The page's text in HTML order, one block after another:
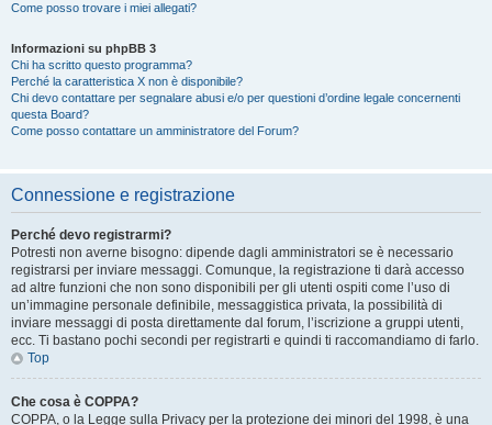
Come posso trovare i miei allegati?
Informazioni su phpBB 3
Chi ha scritto questo programma?
Perché la caratteristica X non è disponibile?
Chi devo contattare per segnalare abusi e/o per questioni d’ordine legale concernenti
questa Board?
Come posso contattare un amministratore del Forum?
Connessione e registrazione
Perché devo registrarmi?
Potresti non averne bisogno: dipende dagli amministratori se è necessario
registrarsi per inviare messaggi. Comunque, la registrazione ti darà accesso
ad altre funzioni che non sono disponibili per gli utenti ospiti come l’uso di
un’immagine personale definibile, messaggistica privata, la possibilità di
inviare messaggi di posta direttamente dal forum, l’iscrizione a gruppi utenti,
ecc. Ti bastano pochi secondi per registrarti e quindi ti raccomandiamo di farlo.
Top
Che cosa è COPPA?
COPPA, o la Legge sulla Privacy per la protezione dei minori del 1998, è una